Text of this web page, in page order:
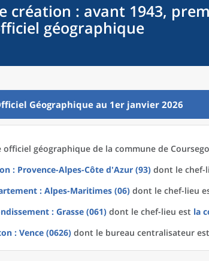
création : avant 1943,
géographique
Géographique au 1er janvier 2026
officiel géographique de la commune de
: Provence-Alpes-Côte d'Azur (93) dont le chef-
: Alpes-Maritimes (06) dont le chef-lieu
: Grasse (061) dont le chef-lieu est la
: Vence (0626) dont le bureau centralisateur est